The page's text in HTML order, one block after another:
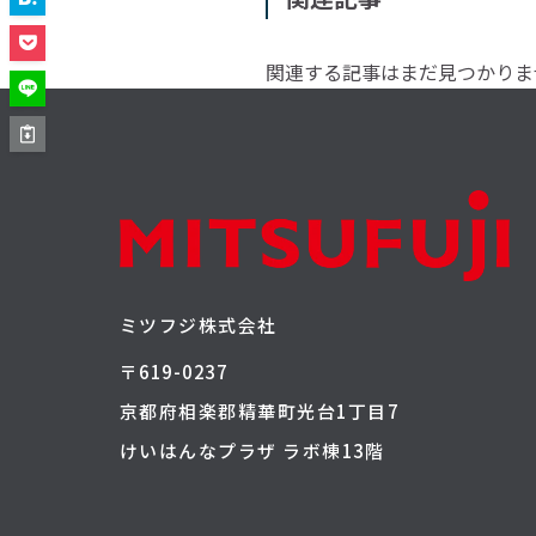
関連する記事はまだ見つかりま
ミツフジ株式会社
〒619-0237
京都府相楽郡精華町光台1丁目7
けいはんなプラザ ラボ棟13階